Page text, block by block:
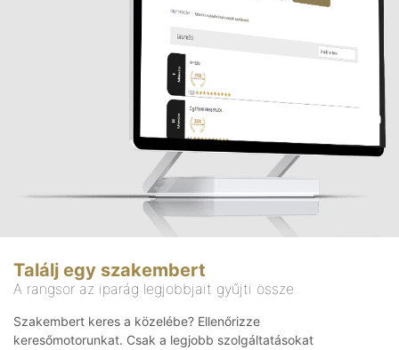
Találj egy szakembert
A rangsor az iparág legjobbjait gyűjti össze
Szakembert keres a közelébe? Ellenőrizze
keresőmotorunkat. Csak a legjobb szolgáltatásokat